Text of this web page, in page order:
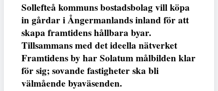
Sollefteå kommuns bostadsbolag vill köpa
in gårdar i Ångermanlands inland för att
skapa framtidens hållbara byar.
Tillsammans med det ideella nätverket
Framtidens by har Solatum målbilden klar
för sig; sovande fastigheter ska bli
välmående byaväsenden.